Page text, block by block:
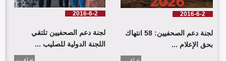
2016-6-2
لجنة دعم الصحفيين: 58 انتهاك
بحق الإعلام ...
2016-6-2
لجنة دعم الصحفيين تلتقي
اللجنة الدولية للصليب ...